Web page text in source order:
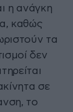
η ανάγκη
καθώς
τα
δεν
σε
το